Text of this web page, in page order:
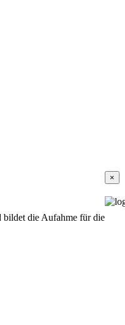
bildet die Aufahme für die
Close
quick
view
×